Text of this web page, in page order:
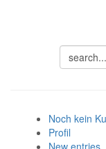
Gebühren
Artikel
Noch kein
Profil
New entries